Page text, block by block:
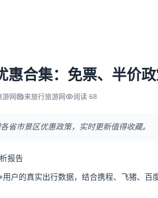
惠合集：免票、半价
游网 来旅行旅游网 阅读 68
省市景区优惠政策，实时更新值得收藏。
报告
户的真实出行数据，结合携程、飞猪、百